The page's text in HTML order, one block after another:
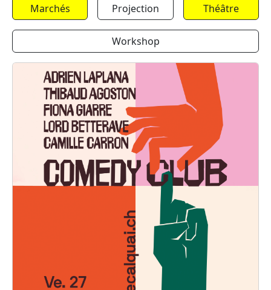
Marchés Projection Théâtre
Workshop